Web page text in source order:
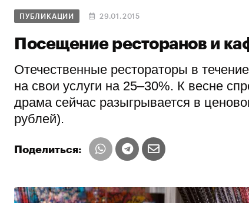
ПУБЛИКАЦИИ 29.01.2015
Посещение ресторанов и
Отечественные рестораторы в
на свои услуги на 25–30%. К весне
драма сейчас разыгрывается в
рублей).
Поделиться: